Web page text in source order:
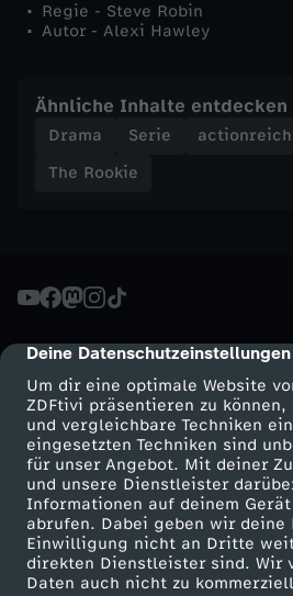
cmp-dialog-description
Deine Datenschutzeinstellungen
Um dir eine optimale Website
ZDFtivi präsentieren zu können,
und vergleichbare Techniken
eingesetzten Techniken sind
für unser Angebot. Mit deiner
und unsere Dienstleister
Informationen auf deinem
abrufen. Dabei geben wir deine
Einwilligung nicht an Dritte
direkten Dienstleister sind. Wir
Daten auch nicht zu
Regie - Steve Robin
Autor - Alexi Hawley
Ähnliche Inhalte entdecken
Drama Serie actionreich
The Rookie
Mehr ZDF
ZDF-Apps
Smart TV
ZDFtext